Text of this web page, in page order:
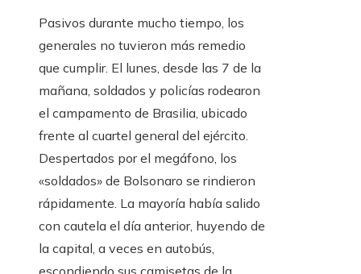
Pasivos durante mucho tiempo, los
generales no tuvieron más remedio
que cumplir. El lunes, desde las 7 de la
mañana, soldados y policías rodearon
el campamento de Brasilia, ubicado
frente al cuartel general del ejército.
Despertados por el megáfono, los
«soldados» de Bolsonaro se rindieron
rápidamente. La mayoría había salido
con cautela el día anterior, huyendo de
la capital, a veces en autobús,
escondiendo sus camisetas de la